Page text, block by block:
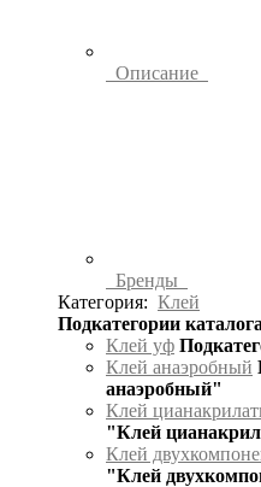
Описание
Бренды
Категория: Клей
Подкатегории
Клей уф
Клей анаэробный
анаэробный"
Клей
"Клей
Клей
"Клей